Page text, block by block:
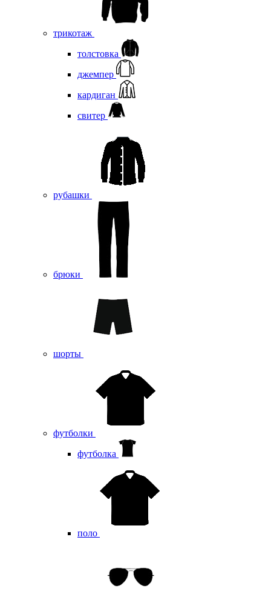
трикотаж
толстовка
джемпер
кардиган
свитер
рубашки
брюки
шорты
футболки
футболка
поло